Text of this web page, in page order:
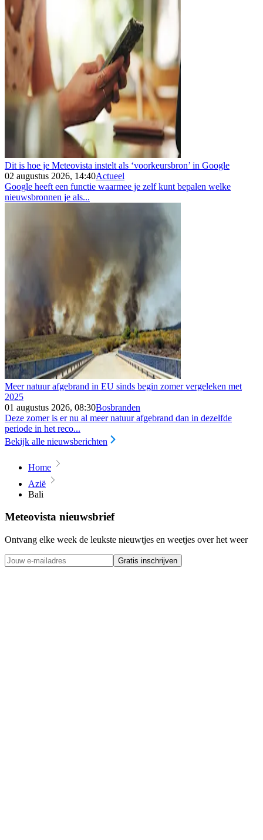
Dit is hoe je Meteovista instelt als ‘voorkeursbron’ in Google
02 augustus 2026, 14:40Actueel
Google heeft een functie waarmee je zelf kunt bepalen welke
nieuwsbronnen je als...
Meer natuur afgebrand in EU sinds begin zomer vergeleken met
2025
01 augustus 2026, 08:30Bosbranden
Deze zomer is er nu al meer natuur afgebrand dan in dezelfde
periode in het reco...
Bekijk alle nieuwsberichten
Home
Azië
Bali
Meteovista nieuwsbrief
Ontvang elke week de leukste nieuwtjes en weetjes over het weer
Gratis inschrijven